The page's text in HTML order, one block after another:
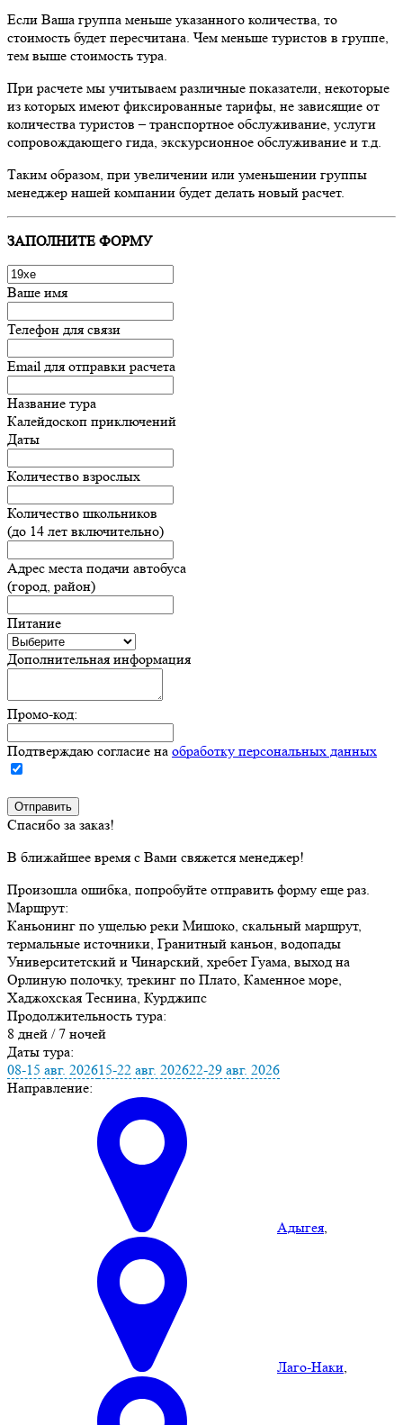
Если Ваша группа меньше указанного количества, то
стоимость будет пересчитана. Чем меньше туристов в группе,
тем выше стоимость тура.
При расчете мы учитываем различные показатели, некоторые
из которых имеют фиксированные тарифы, не зависящие от
количества туристов – транспортное обслуживание, услуги
сопровождающего гида, экскурсионное обслуживание и т.д.
Таким образом, при увеличении или уменьшении группы
менеджер нашей компании будет делать новый расчет.
ЗАПОЛНИТЕ ФОРМУ
Ваше имя
Телефон для связи
Email для отправки расчета
Название тура
Калейдоскоп приключений
Даты
Количество взрослых
Количество школьников
(до 14 лет включительно)
Адрес места подачи автобуса
(город, район)
Питание
Дополнительная информация
Промо-код:
Подтверждаю согласие на обработку персональных данных
Спасибо за заказ!
В ближайшее время с Вами свяжется менеджер!
Произошла ошибка, попробуйте отправить форму еще раз.
Маршрут:
Каньонинг по ущелью реки Мишоко, скальный маршрут,
термальные источники, Гранитный каньон, водопады
Университетский и Чинарский, хребет Гуама, выход на
Орлиную полочку, трекинг по Плато, Каменное море,
Хаджохская Теснина, Курджипс
Продолжительность тура:
8 дней / 7 ночей
Даты тура:
08-15 авг. 202615-22 авг. 202622-29 авг. 2026
Направление:
Адыгея,
Лаго-Наки,